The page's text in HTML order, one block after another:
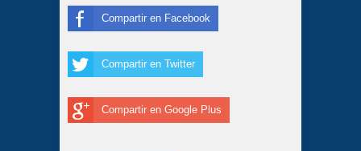
Compartir en Facebook
Compartir en Twitter
Compartir en Google Plus